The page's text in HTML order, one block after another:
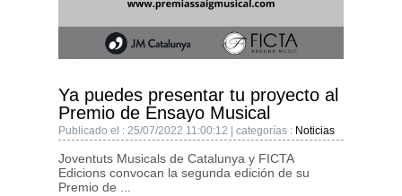
Ya puedes presentar tu proyecto al
Premio de Ensayo Musical
Publicado el : 25/07/2022 11:00:12 | categorías : Noticias
Joventuts Musicals de Catalunya y FICTA
Edicions convocan la segunda edición de su
Premio de ...